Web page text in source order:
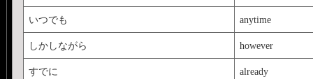
いつでも anytime
しかしながら however
すでに already